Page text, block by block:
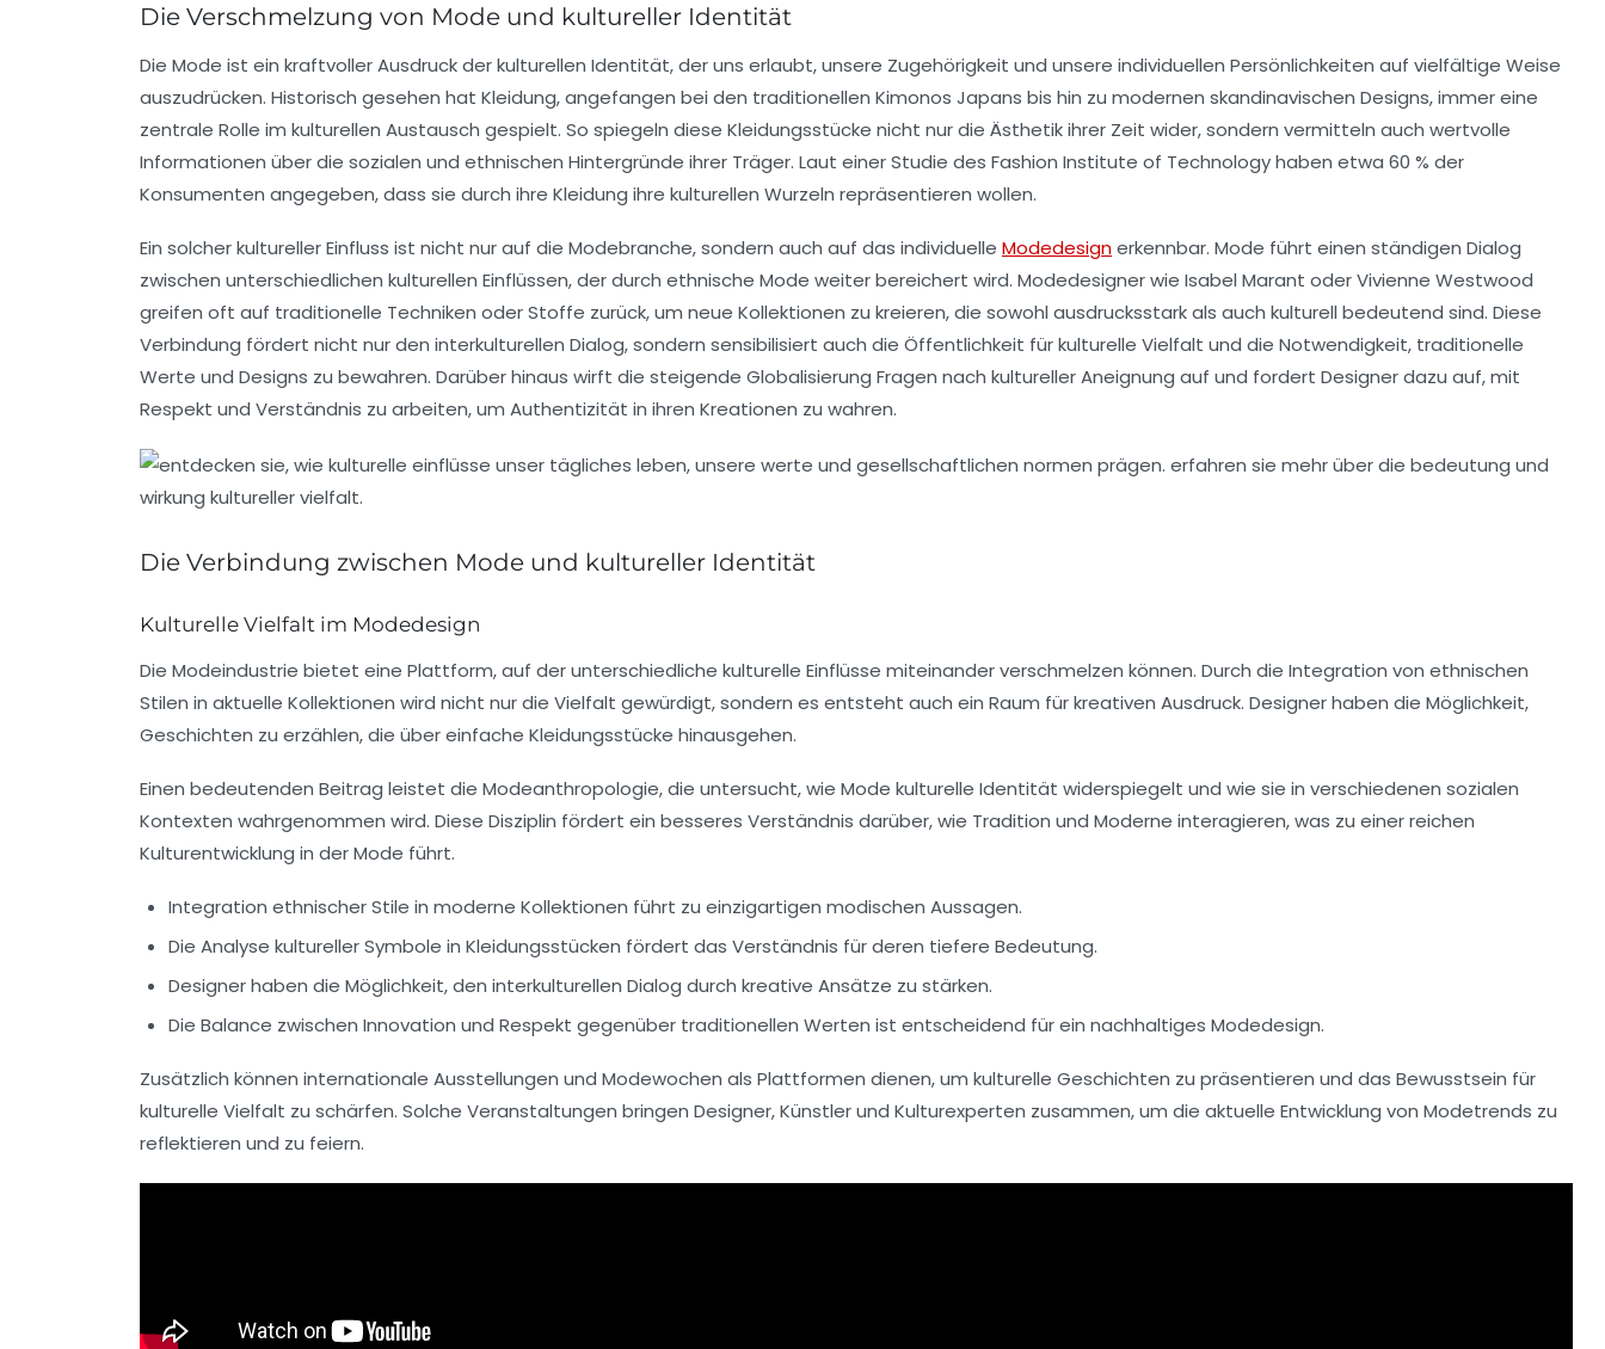
Die Verschmelzung von Mode und kultureller Identität
Die Mode ist ein kraftvoller Ausdruck derkulturellen Identität, der uns erlaubt, unsere Zugehörigkeit und unsere individuellen Persönlichkeiten auf vielfältige Weise
auszudrücken. Historisch gesehen hat Kleidung, angefangen bei den traditionellen Kimonos Japans bis hin zu modernen skandinavischen Designs, immer eine
zentrale Rolle im kulturellen Austausch gespielt. So spiegeln diese Kleidungsstücke nicht nur die Ästhetikihrer Zeit wider, sondern vermitteln auch wertvolle
Informationen über die sozialen und ethnischen Hintergründe ihrer Träger. Laut einer Studie des Fashion Institute of Technologyhaben etwa 60 % der
Konsumenten angegeben, dass sie durch ihre Kleidung ihre kulturellen Wurzeln repräsentieren wollen.
Ein solcherkultureller Einfluss ist nicht nur auf die Modebranche, sondern auch auf das individuelle Modedesignerkennbar. Mode führt einen ständigen Dialog
zwischen unterschiedlichen kulturellen Einflüssen, der durch ethnische Mode weiter bereichert wird. Modedesigner wie Isabel Marant oderVivienne Westwood
greifen oft auf traditionelle Techniken oder Stoffe zurück, um neue Kollektionen zu kreieren, die sowohl ausdrucksstark als auch kulturell bedeutend sind. Diese
Verbindung fördert nicht nur den interkulturellen Dialog, sondern sensibilisiert auch die Öffentlichkeit fürkulturelle Vielfalt und die Notwendigkeit, traditionelle
Werte und Designs zu bewahren. Darüber hinaus wirft die steigende Globalisierung Fragen nach kultureller Aneignung auf und fordert Designer dazu auf, mit
Respekt und Verständnis zu arbeiten, um Authentizität in ihren Kreationen zu wahren.
Die Verbindung zwischen Mode und kultureller Identität
Kulturelle Vielfalt im Modedesign
Die Modeindustrie bietet eine Plattform, auf der unterschiedliche kulturelle Einflüsse miteinander verschmelzen können. Durch die Integration von ethnischen
Stilen in aktuelle Kollektionen wird nicht nur die Vielfalt gewürdigt, sondern es entsteht auch ein Raum für kreativen Ausdruck. Designer haben die Möglichkeit,
Geschichten zu erzählen, die über einfache Kleidungsstücke hinausgehen.
Einen bedeutenden Beitrag leistet die Modeanthropologie, die untersucht, wie Mode kulturelle Identität widerspiegelt und wie sie in verschiedenen sozialen
Kontexten wahrgenommen wird. Diese Disziplin fördert ein besseres Verständnis darüber, wie Tradition und Moderne interagieren, was zu einer reichen
Kulturentwicklung in der Mode führt.
Integration ethnischer Stile in moderne Kollektionen führt zu einzigartigen modischen Aussagen.
Die Analyse kultureller Symbole in Kleidungsstücken fördert das Verständnis für deren tiefere Bedeutung.
Designer haben die Möglichkeit, den interkulturellen Dialog durch kreative Ansätze zu stärken.
Die Balance zwischen Innovation und Respekt gegenüber traditionellen Werten ist entscheidend für ein nachhaltiges Modedesign.
Zusätzlich können internationale Ausstellungen und Modewochen als Plattformen dienen, um kulturelle Geschichten zu präsentieren und das Bewusstsein für
kulturelle Vielfalt zu schärfen. Solche Veranstaltungen bringen Designer, Künstler und Kulturexperten zusammen, um die aktuelle Entwicklung von Modetrends zu
reflektieren und zu feiern.